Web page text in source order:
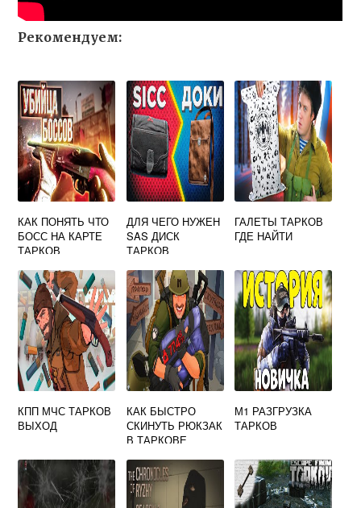
Рекомендуем:
КАК ПОНЯТЬ ЧТО
БОСС НА КАРТЕ
ТАРКОВ
ДЛЯ ЧЕГО НУЖЕН
SAS ДИСК
ТАРКОВ
ГАЛЕТЫ ТАРКОВ
ГДЕ НАЙТИ
КПП МЧС ТАРКОВ
ВЫХОД
КАК БЫСТРО
СКИНУТЬ РЮКЗАК
В ТАРКОВЕ
М1 РАЗГРУЗКА
ТАРКОВ